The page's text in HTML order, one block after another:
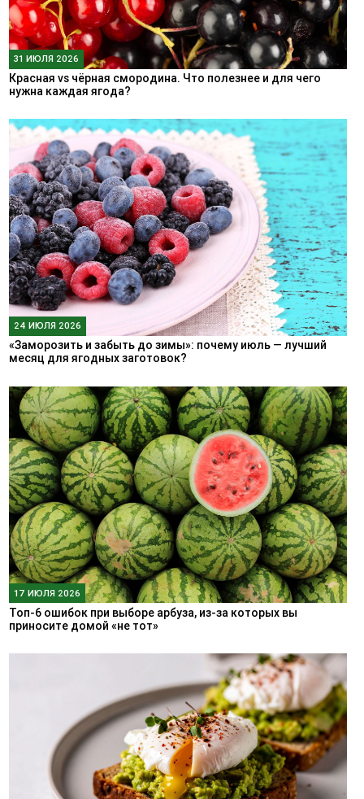
31 ИЮЛЯ 2026
Красная vs чёрная смородина. Что полезнее и для чего
нужна каждая ягода?
24 ИЮЛЯ 2026
«Заморозить и забыть до зимы»: почему июль — лучший
месяц для ягодных заготовок?
17 ИЮЛЯ 2026
Топ-6 ошибок при выборе арбуза, из-за которых вы
приносите домой «не тот»